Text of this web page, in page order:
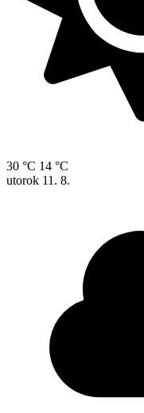
30 °C 14 °C
utorok 11. 8.